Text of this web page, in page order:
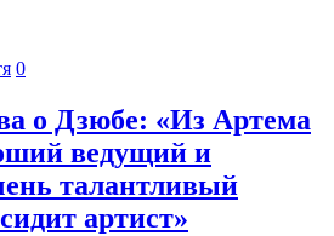
0
о Дзюбе: «Из Артема
ведущий и
талантливый
артист»